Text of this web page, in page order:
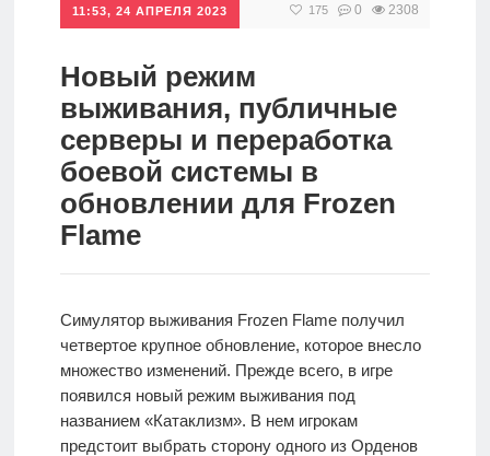
11:53, 24 АПРЕЛЯ 2023 175 0 2308
Новый режим
выживания, публичные
серверы и переработка
боевой системы в
обновлении для Frozen
Flame
Симулятор выживания Frozen Flame получил
четвертое крупное обновление, которое внесло
множество изменений. Прежде всего, в игре
появился новый режим выживания под
названием «Катаклизм». В нем игрокам
предстоит выбрать сторону одного из Орденов